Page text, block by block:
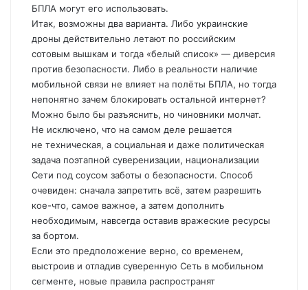
БПЛА могут его использовать.
Итак, возможны два варианта. Либо украинские
дроны действительно летают по российским
сотовым вышкам и тогда «белый список» — диверсия
против безопасности. Либо в реальности наличие
мобильной связи не влияет на полёты БПЛА, но тогда
непонятно зачем блокировать остальной интернет?
Можно было бы разъяснить, но чиновники молчат.
Не исключено, что на самом деле решается
не техническая, а социальная и даже политическая
задача поэтапной суверенизации, национализации
Сети под соусом заботы о безопасности. Способ
очевиден: сначала запретить всё, затем разрешить
кое-что, самое важное, а затем дополнить
необходимым, навсегда оставив вражеские ресурсы
за бортом.
Если это предположение верно, со временем,
выстроив и отладив суверенную Сеть в мобильном
сегменте, новые правила распространят